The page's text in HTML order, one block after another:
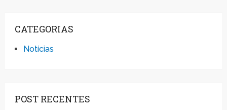
CATEGORIAS
Notícias
POST RECENTES